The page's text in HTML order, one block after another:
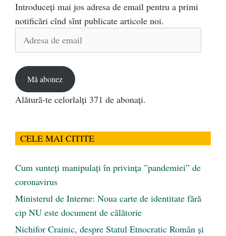
Introduceți mai jos adresa de email pentru a primi
notificări cînd sînt publicate articole noi.
Adresa
Mă abonez
Alătură-te celorlalți 371 de abonați.
CELE MAI CITITE
Cum sunteți manipulați în privința ”pandemiei” de
coronavirus
Ministerul de Interne: Noua carte de identitate fără
cip NU este document de călătorie
Nichifor Crainic, despre Statul Etnocratic Român şi